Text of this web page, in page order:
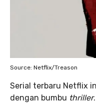
Source: Netflix/Treason
Serial terbaru Netflix
dengan bumbu thriller